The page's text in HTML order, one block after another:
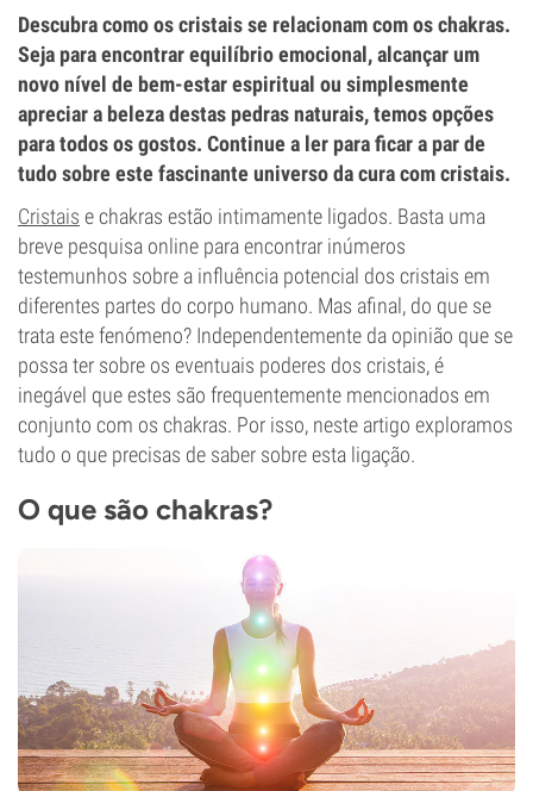
Descubra como os cristais se relacionam com os chakras.
Seja para encontrar equilíbrio emocional, alcançar um
novo nível de bem-estar espiritual ou simplesmente
apreciar a beleza destas pedras naturais, temos opções
para todos os gostos. Continue a ler para ficar a par de
tudo sobre este fascinante universo da cura com cristais.
Cristais e chakras estão intimamente ligados. Basta uma
breve pesquisa online para encontrar inúmeros
testemunhos sobre a influência potencial dos cristais em
diferentes partes do corpo humano. Mas afinal, do que se
trata este fenómeno? Independentemente da opinião que se
possa ter sobre os eventuais poderes dos cristais, é
inegável que estes são frequentemente mencionados em
conjunto com os chakras. Por isso, neste artigo exploramos
tudo o que precisas de saber sobre esta ligação.
O que são chakras?